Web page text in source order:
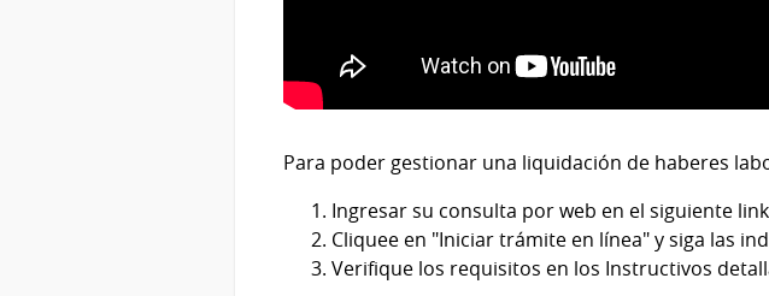
Para poder gestionar una liquidación de haberes
Ingresar su consulta por web en el siguiente
Cliquee en "Iniciar trámite en línea" y siga las
Verifique los requisitos en los Instructivos